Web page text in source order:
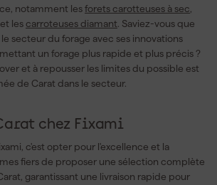
notamment lesforets carotteuses à sec
et les carroteuses diamant . Saviez-vous que
secteur du forage avec ses innovations
un forage plus rapide et plus précis ?
et à repousser les limites du possible est
de Carat dans le secteur.
chez Fixami
c'est opter pour l'excellence et la
fiers de proposer une sélection complète
garantissant une livraison rapide pour